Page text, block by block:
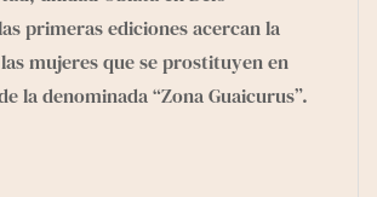
primeras ediciones acercan la
mujeres que se prostituyen en
la denominada “Zona Guaicurus”.